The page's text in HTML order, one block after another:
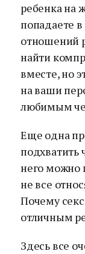
ребенка на
попадаете
отношений
найти
вместе, но
на ваши
любимым
Еще одна
подхватить
него можно
не все
Почему
отличным
Здесь все